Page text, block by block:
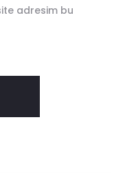
adresim bu